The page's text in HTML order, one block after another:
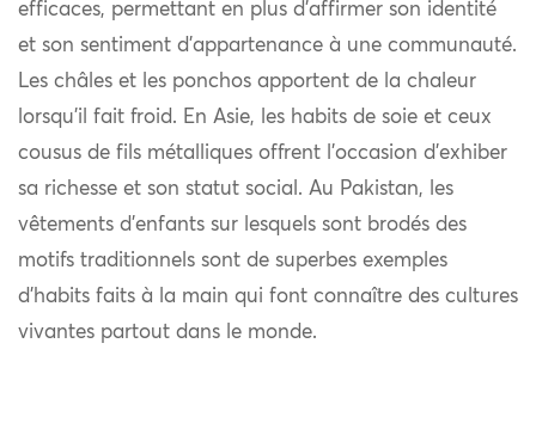
efficaces, permettant en plus d’affirmer son identité
et son sentiment d’appartenance à une communauté.
Les châles et les ponchos apportent de la chaleur
lorsqu’il fait froid. En Asie, les habits de soie et ceux
cousus de fils métalliques offrent l’occasion d’exhiber
sa richesse et son statut social. Au Pakistan, les
vêtements d’enfants sur lesquels sont brodés des
motifs traditionnels sont de superbes exemples
d’habits faits à la main qui font connaître des cultures
vivantes partout dans le monde.